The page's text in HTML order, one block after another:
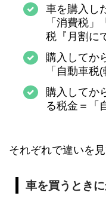
車を購入し
「消費税
税『月割に
購入してか
「自動車税
購入してか
る税金＝「
それぞれで違いを見
車を買うとき